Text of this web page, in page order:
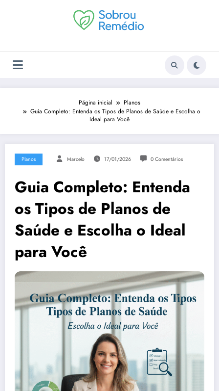
Página inicial
Planos
Guia Completo: Entenda os Tipos de Planos de Saúde e Escolha o
Ideal para Você
Planos Marcelo 17/01/2026 0 Comentários
Guia Completo: Entenda
os Tipos de Planos de
Saúde e Escolha o Ideal
para Você